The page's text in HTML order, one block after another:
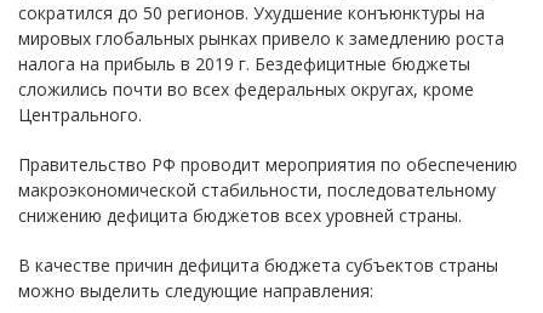
сократился до 50 регионов. Ухудшение конъюнктуры на
мировых глобальных рынках привело к замедлению роста
налога на прибыль в 2019 г. Бездефицитные бюджеты
сложились почти во всех федеральных округах, кроме
Центрального.
Правительство РФ проводит мероприятия по обеспечению
макроэкономической стабильности, последовательному
снижению дефицита бюджетов всех уровней страны.
В качестве причин дефицита бюджета субъектов страны
можно выделить следующие направления: